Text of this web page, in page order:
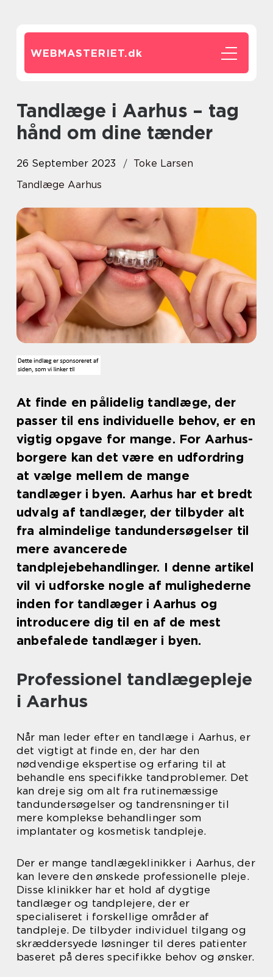
WEBMASTERIET.dk
Tandlæge i Aarhus – tag
hånd om dine tænder
26 September 2023
Toke Larsen
Tandlæge Aarhus
At finde en pålidelig tandlæge, der
passer til ens individuelle behov, er en
vigtig opgave for mange. For Aarhus-
borgere kan det være en udfordring
at vælge mellem de mange
tandlæger i byen. Aarhus har et bredt
udvalg af tandlæger, der tilbyder alt
fra almindelige tandundersøgelser til
mere avancerede
tandplejebehandlinger. I denne artikel
vil vi udforske nogle af mulighederne
inden for tandlæger i Aarhus og
introducere dig til en af de mest
anbefalede tandlæger i byen.
Professionel tandlægepleje
i Aarhus
Når man leder efter en tandlæge i Aarhus, er
det vigtigt at finde en, der har den
nødvendige ekspertise og erfaring til at
behandle ens specifikke tandproblemer. Det
kan dreje sig om alt fra rutinemæssige
tandundersøgelser og tandrensninger til
mere komplekse behandlinger som
implantater og kosmetisk tandpleje.
Der er mange tandlægeklinikker i Aarhus, der
kan levere den ønskede professionelle pleje.
Disse klinikker har et hold af dygtige
tandlæger og tandplejere, der er
specialiseret i forskellige områder af
tandpleje. De tilbyder individuel tilgang og
skræddersyede løsninger til deres patienter
baseret på deres specifikke behov og ønsker.